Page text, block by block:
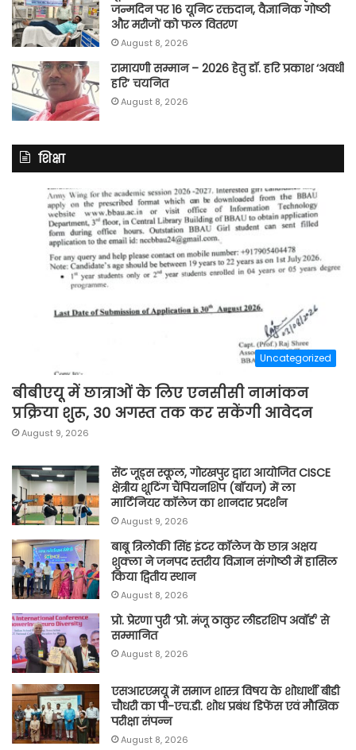
जन्मदिन पर 16 यूनिट रक्तदान, वैज्ञानिक गोष्ठी
और मरीजों को फल वितरण
August 8, 2026
रामायणी सम्मान – 2026 हेतु डॉ. हरि प्रकाश ‘अवधी
हरि’ चयनित
August 8, 2026
शिक्षा
Uncategorized
बीबीएयू में छात्राओं के लिए एनसीसी नामांकन
प्रक्रिया शुरू, 30 अगस्त तक कर सकेंगी आवेदन
August 9, 2026
सेंट जूड्स स्कूल, गोरखपुर द्वारा आयोजित CISCE
क्षेत्रीय शूटिंग चैंपियनशिप (बॉयज) में ला
मार्टिनियर कॉलेज का शानदार प्रदर्शन
August 9, 2026
बाबू त्रिलोकी सिंह इंटर कॉलेज के छात्र अक्षय
शुक्ला ने जनपद स्तरीय विज्ञान संगोष्ठी में हासिल
किया द्वितीय स्थान
August 8, 2026
प्रो. प्रेरणा पुरी ‘प्रो. मंजू ठाकुर लीडरशिप अवॉर्ड’ से
सम्मानित
August 8, 2026
एसआरएमयू में समाज शास्त्र विषय के शोधार्थी बीडी
चौधरी का पी-एच.डी. शोध प्रबंध डिफेंस एवं मौखिक
परीक्षा संपन्न
August 8, 2026